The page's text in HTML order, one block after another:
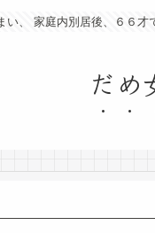
い、 家庭内別居後、６６
だめ